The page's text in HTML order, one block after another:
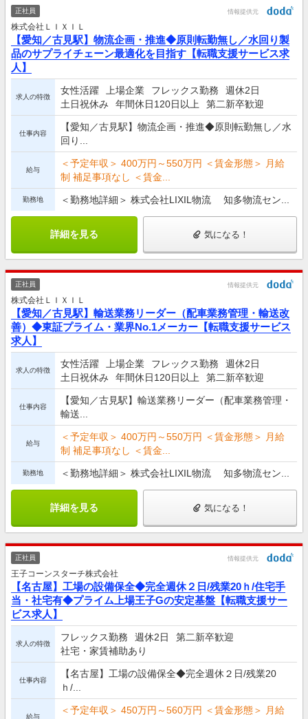
正社員 情報提供元
株式会社ＬＩＸＩＬ
【愛知／古見駅】物流企画・推進◆原則転勤無し／水回り製
品のサプライチェーン最適化を目指す【転職支援サービス求
人】
求人の特徴
女性活躍 上場企業 フレックス勤務
週休2日
土日祝休み
年間休日120日以上 第二新卒歓迎
仕事内容
【愛知／古見駅】物流企画・推進◆原則転勤無し／水
回り...
給与
＜予定年収＞ 400万円～550万円 ＜賃金形態＞ 月給
制 補足事項なし ＜賃金...
勤務地 ＜勤務地詳細＞ 株式会社LIXIL物流 知多物流セン...
詳細を見る 気になる！
正社員 情報提供元
株式会社ＬＩＸＩＬ
【愛知／古見駅】輸送業務リーダー（配車業務管理・輸送改
善）◆東証プライム・業界No.1メーカー【転職支援サービス
求人】
求人の特徴
女性活躍 上場企業 フレックス勤務
週休2日
土日祝休み
年間休日120日以上 第二新卒歓迎
仕事内容
【愛知／古見駅】輸送業務リーダー（配車業務管理・
輸送...
給与
＜予定年収＞ 400万円～550万円 ＜賃金形態＞ 月給
制 補足事項なし ＜賃金...
勤務地 ＜勤務地詳細＞ 株式会社LIXIL物流 知多物流セン...
詳細を見る 気になる！
正社員 情報提供元
王子コーンスターチ株式会社
【名古屋】工場の設備保全◆完全週休２日/残業20ｈ/住宅手
当・社宅有◆プライム上場王子Gの安定基盤【転職支援サー
ビス求人】
求人の特徴
フレックス勤務 週休2日
第二新卒歓迎
社宅・家賃補助あり
仕事内容
【名古屋】工場の設備保全◆完全週休２日/残業20
ｈ/...
給与
＜予定年収＞ 450万円～560万円 ＜賃金形態＞ 月給